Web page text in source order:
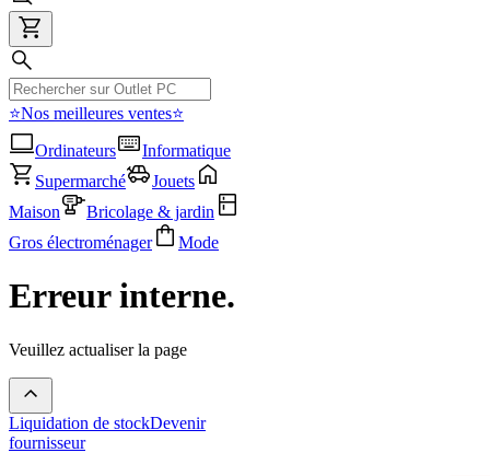
⭐Nos meilleures ventes⭐
Ordinateurs
Informatique
Supermarché
Jouets
Maison
Bricolage & jardin
Gros électroménager
Mode
Erreur interne.
Veuillez actualiser la page
Liquidation de stockDevenir
fournisseur